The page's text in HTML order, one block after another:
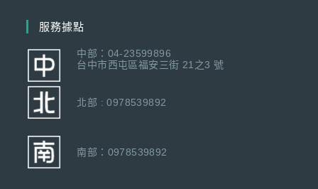
服務據點
中部：04-23599896
台中市西屯區福安三街 21之3 號
北部 : 0978539892
南部：0978539892